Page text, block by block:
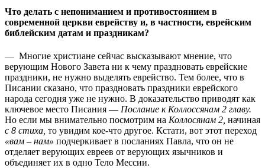
Что делать с непониманием и противостоянием в
современной церкви еврейству и, в частности, еврейским
библейским датам и праздникам?
— Многие христиане сейчас высказывают мнение, что
верующим Нового Завета ни к чему праздновать еврейские
праздники, не нужно выделять еврейство. Тем более, что в
Писании сказано, что праздновать праздники еврейского
народа сегодня уже не нужно. В доказательство приводят как
ключевое место Писания — Послание к Коллоссянам 2 главу.
Но если мы внимательно посмотрим на Коллосянам 2, начиная
с 8 стиха, то увидим кое-что другое. Кстати, вот этот переход
«вам – нам» подчеркивает в посланиях Павла, что он не
отделяет верующих евреев от верующих язычников и
объединяет их в одно Тело Мессии.